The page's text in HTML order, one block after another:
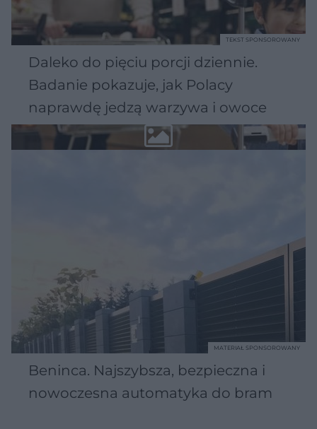
Daleko do pięciu porcji dziennie.
Badanie pokazuje, jak Polacy
naprawdę jedzą warzywa i owoce
TEKST SPONSOROWANY
Beninca. Najszybsza, bezpieczna i
nowoczesna automatyka do bram
MATERIAŁ SPONSOROWANY